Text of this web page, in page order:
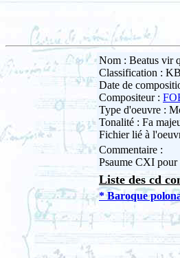
Nom : Beatus vir
Classification :
Date de
Compositeur :
Type d'oeuvre :
Tonalité : Fa
Fichier lié à
Commentaire :
Psaume CXI
Liste des cd
* Baroque